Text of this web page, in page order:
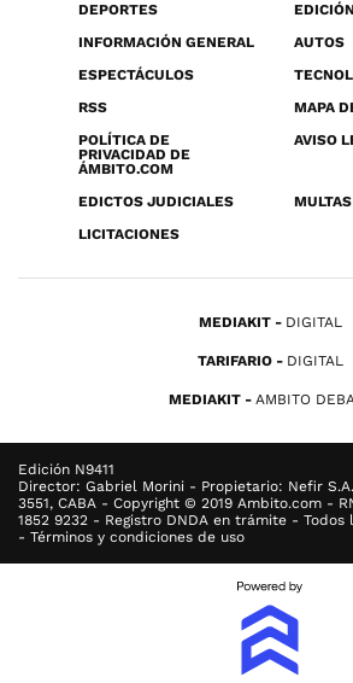
DEPORTES
INFORMACIÓN GENERAL
AUTOS
ESPECTÁCULOS
RSS
MAPA
POLÍTICA DE
PRIVACIDAD DE
ÁMBITO.COM
AVISO
EDICTOS JUDICIALES
MULTAS
LICITACIONES
MEDIAKIT DIGITAL
TARIFARIO DIGITAL
MEDIAKIT AMBITO
Edición N9411
Director: Gabriel Morini - Propietario: Nefir
3551, CABA - Copyright © 2019 Ambito.com -
1852 9232 - Registro DNDA en trámite - Todos
- Términos y condiciones de uso